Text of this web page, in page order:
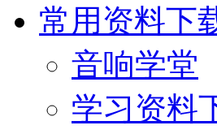
常用资料下
音响学堂
学习资料